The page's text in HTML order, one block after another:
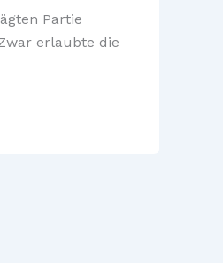
Partie
erlaubte die